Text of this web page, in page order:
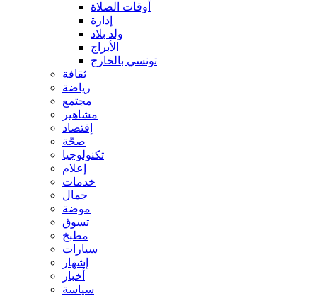
أوقات الصلاة
إدارة
ولد بلاد
الأبراج
تونسي بالخارج
ثقافة
رياضة
مجتمع
مشاهير
إقتصاد
صحّة
تكنولوجيا
إعلام
خدمات
جمال
موضة
تسوق
مطبخ
سيارات
إشهار
أخبار
سياسة